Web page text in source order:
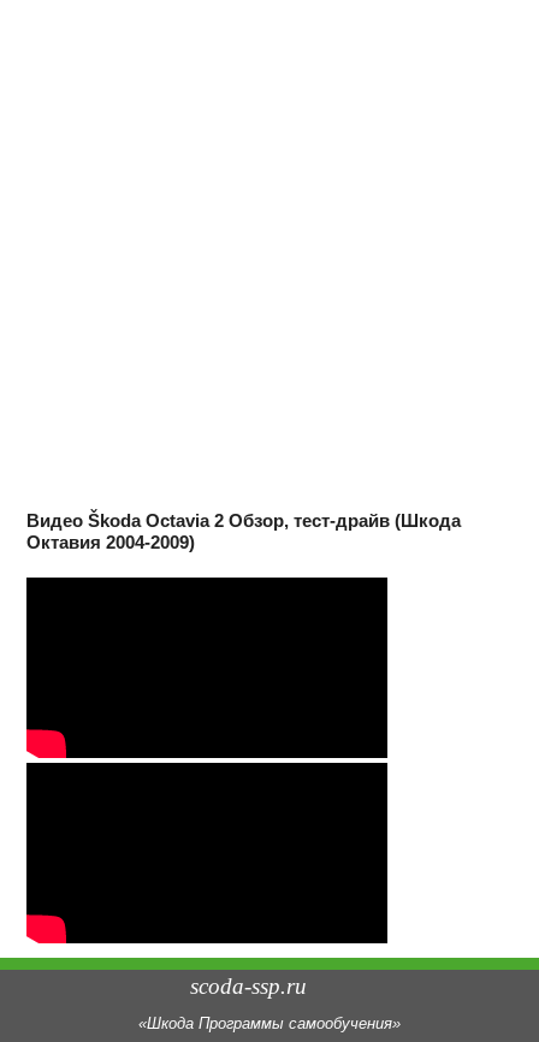
Видео Škoda Octavia 2 Обзор, тест-драйв (Шкода
Октавия 2004-2009)
scoda-ssp.ru
«Шкода Программы самообучения»